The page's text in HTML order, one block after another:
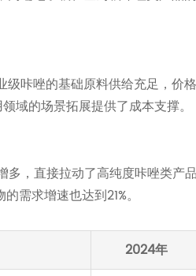
咔唑的基础原料供给充足，价
域的场景拓展提供了成本支撑。
多，直接拉动了高纯度咔唑类
需求增速也达到21%。
2024年